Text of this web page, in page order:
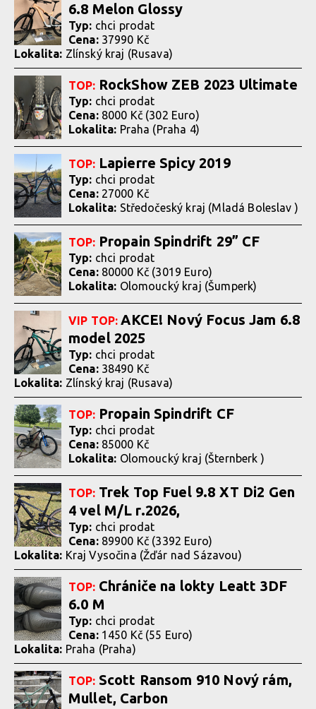
6.8 Melon Glossy
Typ: chci prodat
Cena: 37990 Kč
Lokalita: Zlínský kraj (Rusava)
TOP: RockShow ZEB 2023 Ultimate
Typ: chci prodat
Cena: 8000 Kč (302 Euro)
Lokalita: Praha (Praha 4)
TOP: Lapierre Spicy 2019
Typ: chci prodat
Cena: 27000 Kč
Lokalita: Středočeský kraj (Mladá Boleslav )
TOP: Propain Spindrift 29” CF
Typ: chci prodat
Cena: 80000 Kč (3019 Euro)
Lokalita: Olomoucký kraj (Šumperk)
VIP TOP: AKCE! Nový Focus Jam 6.8
model 2025
Typ: chci prodat
Cena: 38490 Kč
Lokalita: Zlínský kraj (Rusava)
TOP: Propain Spindrift CF
Typ: chci prodat
Cena: 85000 Kč
Lokalita: Olomoucký kraj (Šternberk )
TOP: Trek Top Fuel 9.8 XT Di2 Gen
4 vel M/L r.2026,
Typ: chci prodat
Cena: 89900 Kč (3392 Euro)
Lokalita: Kraj Vysočina (Žďár nad Sázavou)
TOP: Chrániče na lokty Leatt 3DF
6.0 M
Typ: chci prodat
Cena: 1450 Kč (55 Euro)
Lokalita: Praha (Praha)
TOP: Scott Ransom 910 Nový rám,
Mullet, Carbon